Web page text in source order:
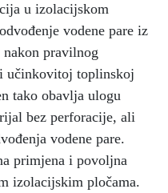
u izolacijskom
vodene pare iz
pravilnog
učinkovitoj toplinskoj
tako obavlja ulogu
bez perforacije, ali
vodene pare.
primjena i povoljna
izolacijskim pločama.